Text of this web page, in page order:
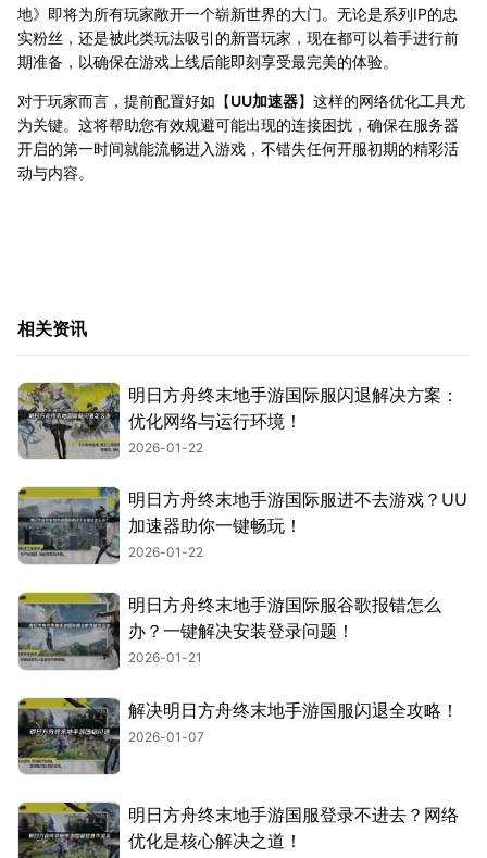
地》即将为所有玩家敞开一个崭新世界的大门。无论是系列IP的忠
实粉丝，还是被此类玩法吸引的新晋玩家，现在都可以着手进行前
期准备，以确保在游戏上线后能即刻享受最完美的体验。
对于玩家而言，提前配置好如【UU加速器】这样的网络优化工具尤
为关键。这将帮助您有效规避可能出现的连接困扰，确保在服务器
开启的第一时间就能流畅进入游戏，不错失任何开服初期的精彩活
动与内容。
相关资讯
明日方舟终末地手游国际服闪退解决方案：
优化网络与运行环境！
2026-01-22
明日方舟终末地手游国际服进不去游戏？UU
加速器助你一键畅玩！
2026-01-22
明日方舟终末地手游国际服谷歌报错怎么
办？一键解决安装登录问题！
2026-01-21
解决明日方舟终末地手游国服闪退全攻略！
2026-01-07
明日方舟终末地手游国服登录不进去？网络
优化是核心解决之道！